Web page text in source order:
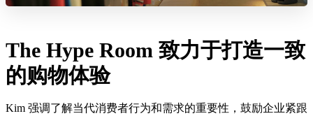
The Hype Room 致力于打造一致
的购物体验
Kim 强调了解当代消费者行为和需求的重要性，鼓励企业紧跟